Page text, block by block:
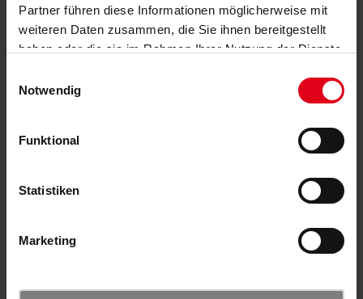
Partner führen diese Informationen möglicherweise mit
weiteren Daten zusammen, die Sie ihnen bereitgestellt
haben oder die sie im Rahmen Ihrer Nutzung der Dienste
Notwendig
Funktional
Statistiken
Marketing